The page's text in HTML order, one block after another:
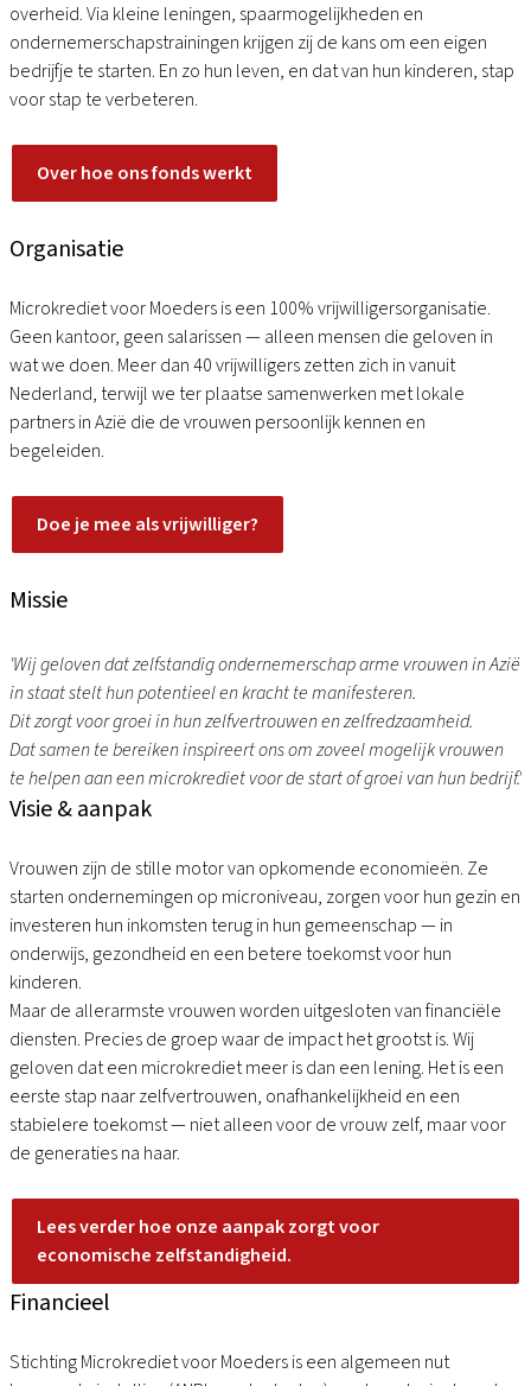
overheid. Via kleine leningen, spaarmogelijkheden en
ondernemerschapstrainingen krijgen zij de kans om een eigen
bedrijfje te starten. En zo hun leven, en dat van hun kinderen, stap
voor stap te verbeteren.
Over hoe ons fonds werkt
Organisatie
Microkrediet voor Moeders is een 100% vrijwilligersorganisatie.
Geen kantoor, geen salarissen — alleen mensen die geloven in
wat we doen. Meer dan 40 vrijwilligers zetten zich in vanuit
Nederland, terwijl we ter plaatse samenwerken met lokale
partners in Azië die de vrouwen persoonlijk kennen en
begeleiden.
Doe je mee als vrijwilliger?
Missie
'Wij geloven dat zelfstandig ondernemerschap arme vrouwen in Azië
in staat stelt hun potentieel en kracht te manifesteren.
Dit zorgt voor groei in hun zelfvertrouwen en zelfredzaamheid.
Dat samen te bereiken inspireert ons om zoveel mogelijk vrouwen
te helpen aan een microkrediet voor de start of groei van hun bedrijf.'
Visie & aanpak
Vrouwen zijn de stille motor van opkomende economieën. Ze
starten ondernemingen op microniveau, zorgen voor hun gezin en
investeren hun inkomsten terug in hun gemeenschap — in
onderwijs, gezondheid en een betere toekomst voor hun
kinderen.
Maar de allerarmste vrouwen worden uitgesloten van financiële
diensten. Precies de groep waar de impact het grootst is. Wij
geloven dat een microkrediet meer is dan een lening. Het is een
eerste stap naar zelfvertrouwen, onafhankelijkheid en een
stabielere toekomst — niet alleen voor de vrouw zelf, maar voor
de generaties na haar.
Lees verder hoe onze aanpak zorgt voor
economische zelfstandigheid.
Financieel
Stichting Microkrediet voor Moeders is een algemeen nut